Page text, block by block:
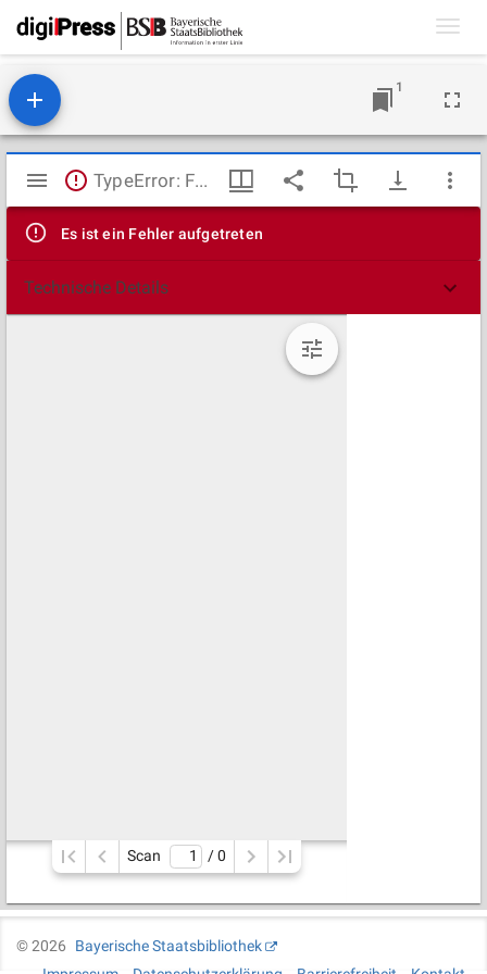
1
Mirador
Viewer
TypeError: Failed to fetch
Es ist ein Fehler aufgetreten
Technische Details
Scan / 0
©2026
Bayerische Staatsbibliothek